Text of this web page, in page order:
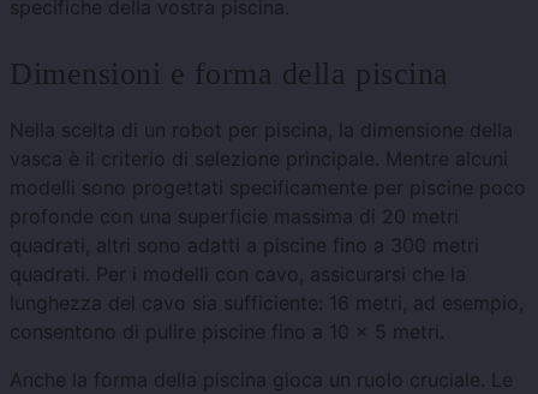
specifiche della vostra piscina.
Dimensioni e forma della piscina
Nella scelta di un robot per piscina, la dimensione della
vasca è il criterio di selezione principale. Mentre alcuni
modelli sono progettati specificamente per piscine poco
profonde con una superficie massima di 20 metri
quadrati, altri sono adatti a piscine fino a 300 metri
quadrati. Per i modelli con cavo, assicurarsi che la
lunghezza del cavo sia sufficiente: 16 metri, ad esempio,
consentono di pulire piscine fino a 10 x 5 metri.
Anche la forma della piscina gioca un ruolo cruciale. Le